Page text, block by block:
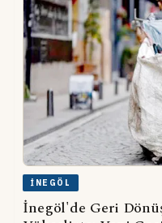
İNEGÖL
İnegöl'de Geri